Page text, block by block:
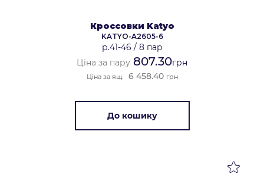
Кроссовки Katyo
KATYO-A2605-6
р.41-46 / 8 пар
Ціна за пару 807.30грн
Ціна за ящ. 6 458.40 грн
До кошику